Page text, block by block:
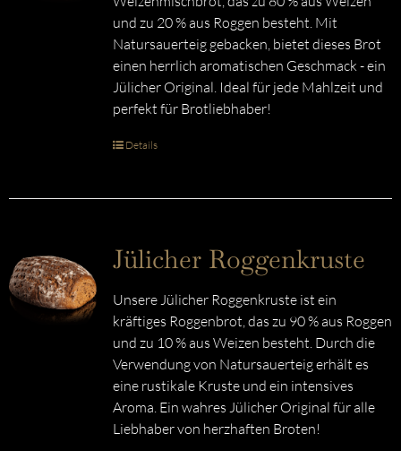
und zu 20 % aus Roggen besteht. Mit
Natursauerteig gebacken, bietet dieses Brot
einen herrlich aromatischen Geschmack - ein
Jülicher Original. Ideal für jede Mahlzeit und
perfekt für Brotliebhaber!
Details
Jülicher Roggenkruste
Unsere Jülicher Roggenkruste ist ein
kräftiges Roggenbrot, das zu 90 % aus Roggen
und zu 10 % aus Weizen besteht. Durch die
Verwendung von Natursauerteig erhält es
eine rustikale Kruste und ein intensives
Aroma. Ein wahres Jülicher Original für alle
Liebhaber von herzhaften Broten!